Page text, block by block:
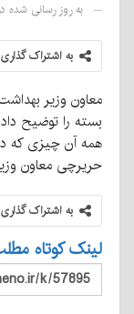
به روز رسانی شده در
به اشتراک گذاری
معاون وزیر
بسته را توضیح
همه آن چیزی که در
حریرچی معاون
به اشتراک گذاری
لینک کوتاه